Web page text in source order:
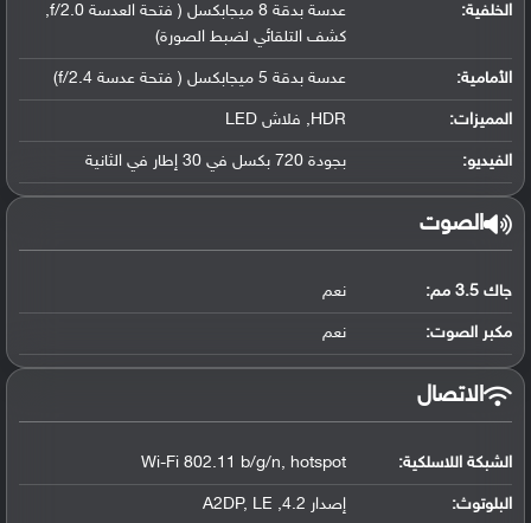
الخلفية:
عدسة بدقة 8 ميجابكسل ( فتحة العدسة f/2.0,
كشف التلقائي لضبط الصورة)
الأمامية: عدسة بدقة 5 ميجابكسل ( فتحة عدسة f/2.4)
المميزات: HDR, فلاش LED
الفيديو: بجودة 720 بكسل في 30 إطار في الثانية
الصوت
جاك 3.5 مم: نعم
مكبر الصوت: نعم
الاتصال
الشبكة اللاسلكية: Wi-Fi 802.11 b/g/n, hotspot
البلوتوث: إصدار 4.2, A2DP, LE